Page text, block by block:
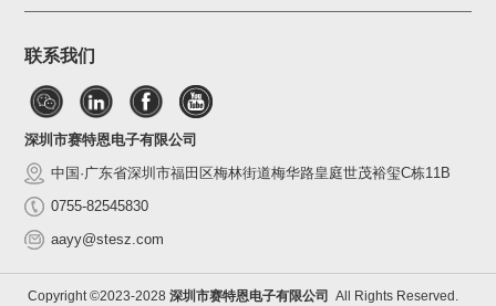
联系我们
深圳市赛特恩电子有限公司
中国·广东省深圳市福田区梅林街道梅华路皇庭世茂裕玺C栋11B
0755-82545830
aayy@stesz.com
Copyright ©2023-2028 深圳市赛特恩电子有限公司 All Rights Reserved.